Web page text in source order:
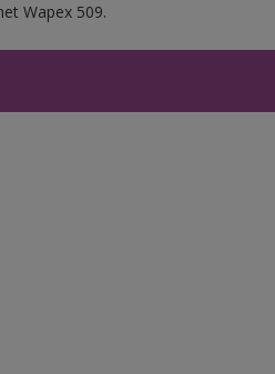
Wapex 509.